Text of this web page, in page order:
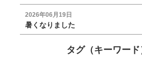
2026年06月19日
暑くなりました
タグ（キーワー